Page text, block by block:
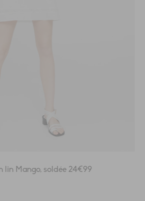
lin Mango, soldée 24€99